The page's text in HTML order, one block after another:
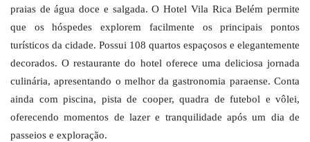
praias de água doce e salgada. O Hotel Vila Rica Belém permite
que os hóspedes explorem facilmente os principais pontos
turísticos da cidade. Possui 108 quartos espaçosos e elegantemente
decorados. O restaurante do hotel oferece uma deliciosa jornada
culinária, apresentando o melhor da gastronomia paraense. Conta
ainda com piscina, pista de cooper, quadra de futebol e vôlei,
oferecendo momentos de lazer e tranquilidade após um dia de
passeios e exploração.